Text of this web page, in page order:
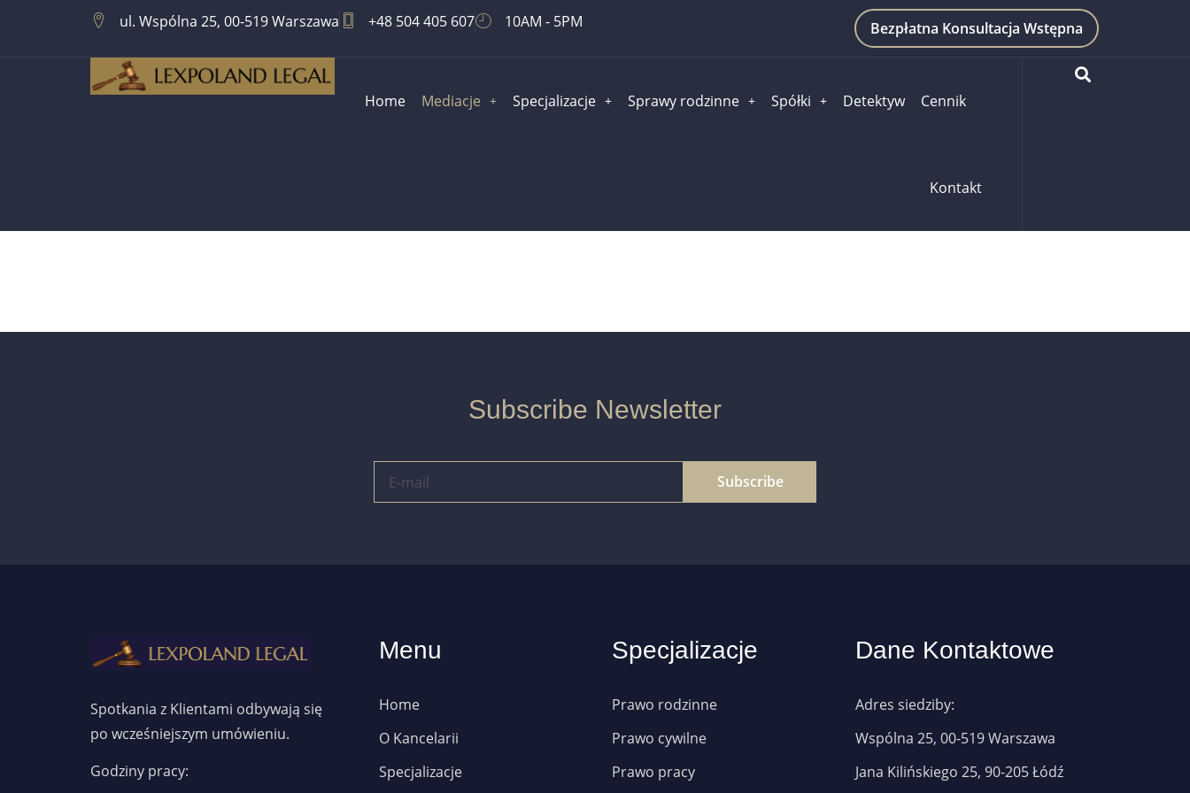
ul. Wspólna 25, 00-519 Warszawa +48 504 405 607 10AM - 5PM Bezpłatna Konsultacja Wstępna
Home Mediacje Specjalizacje Sprawy rodzinne Spółki Detektyw Cennik
Kontakt
Subscribe Newsletter
Subscribe
Spotkania z Klientami odbywają się
po wcześniejszym umówieniu.
Godziny pracy:
Menu
Home
O Kancelarii
Specjalizacje
Specjalizacje
Prawo rodzinne
Prawo cywilne
Prawo pracy
Dane Kontaktowe
Adres siedziby:
Wspólna 25, 00-519 Warszawa
Jana Kilińskiego 25, 90-205 Łódź